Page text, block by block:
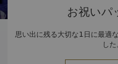
お祝いパ
思い出に残る大切な1日に最適
した